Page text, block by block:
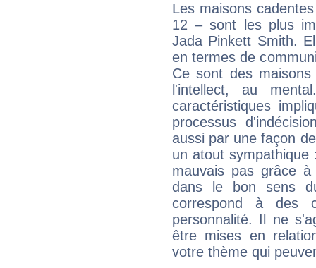
Les maisons
12 – sont les plus
Jada Pinkett Smith.
en termes de
Ce sont des
l'intellect, au
caractéristiques
processus
aussi par une façon
un atout
mauvais pas grâce
dans le bon sens
correspond à des
personnalité. Il ne
être mises en
votre thème qui